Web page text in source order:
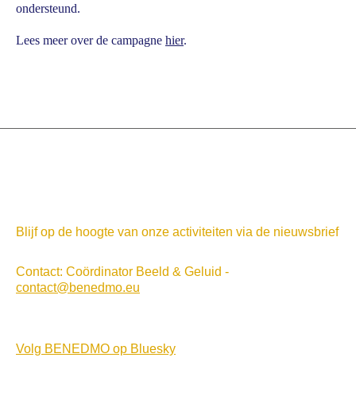
ondersteund.
Lees meer over de campagne hier.
Blijf op de hoogte van onze activiteiten via de nieuwsbrief
Contact: Coördinator Beeld & Geluid -
contact@benedmo.eu
Volg BENEDMO op Bluesky